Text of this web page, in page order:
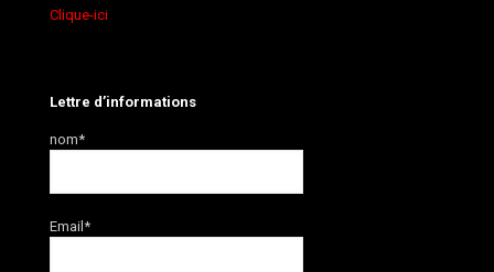
Clique-ici
Lettre d’informations
nom*
Email*